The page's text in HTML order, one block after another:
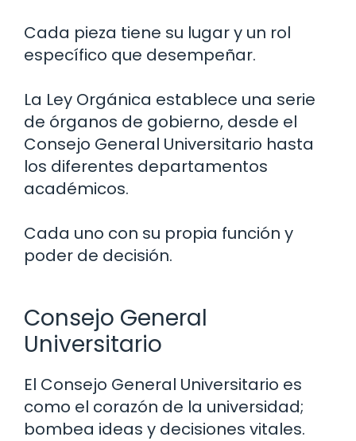
Cada pieza tiene su lugar y un rol
específico que desempeñar.
La Ley Orgánica establece una serie
de órganos de gobierno, desde el
Consejo General Universitario hasta
los diferentes departamentos
académicos.
Cada uno con su propia función y
poder de decisión.
Consejo General
Universitario
El Consejo General Universitario es
como el corazón de la universidad;
bombea ideas y decisiones vitales.